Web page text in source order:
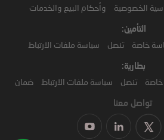
الخصوصية وأحكام البيع والخدمات
التأمين:
خاصة تنصل سياسة ملفات الارتباط
بطارية:
تنصل سياسة ملفات الارتباط ضمان
تواصل معنا